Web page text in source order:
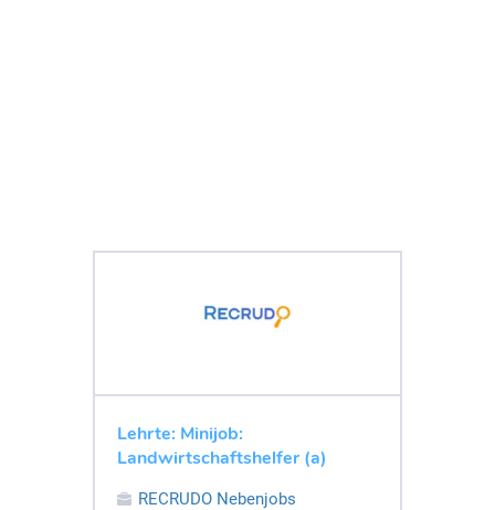
Lehrte: Minijob:
Landwirtschaftshelfer (a)
RECRUDO Nebenjobs